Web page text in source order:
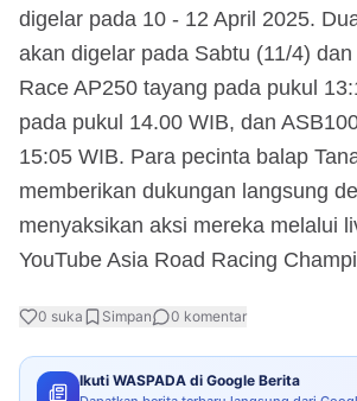
digelar pada 10 - 12 April 2025.
akan digelar pada Sabtu (11/4)
Race AP250 tayang pada pukul
pada pukul 14.00 WIB, dan
15:05 WIB. Para pecinta balap
memberikan dukungan langsung
menyaksikan aksi mereka melalui
YouTube Asia Road Racing
0 suka Simpan 0 komentar
Ikuti WASPADA di Google Berita